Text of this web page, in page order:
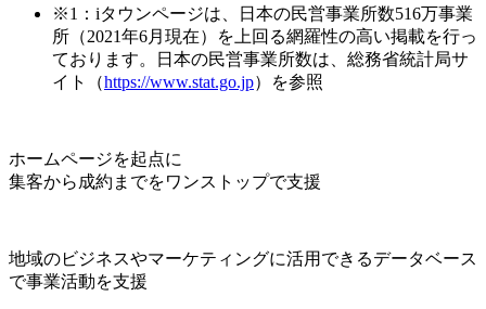
※1：iタウンページは、日本の民営事業所数516万事業
所（2021年6月現在）を上回る網羅性の高い掲載を行っ
ております。日本の民営事業所数は、総務省統計局サ
イト（https://www.stat.go.jp）を参照
ホームページを起点に
集客から成約までをワンストップで支援
地域のビジネスやマーケティングに活用できるデータベース
で事業活動を支援